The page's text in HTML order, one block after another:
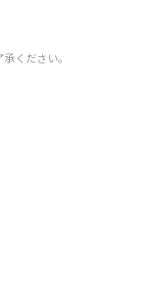
ください。